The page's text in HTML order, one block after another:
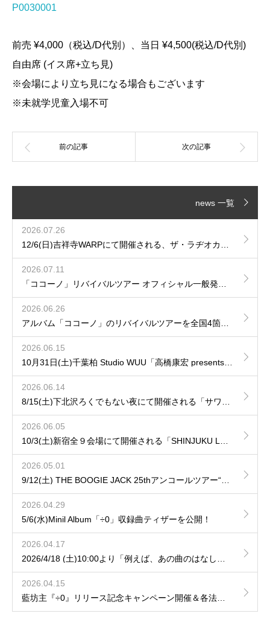
P0030001
前売 ¥4,000（税込/D代別）、当日 ¥4,500(税込/D代別)
自由席 (イス席+立ち見)
※会場により立ち見になる場合もございます
※未就学児童入場不可
news 一覧
2026.07.26
2026.07.11
2026.06.26
2026.06.15
2026.06.14
2026.06.05
2026.05.01
2026.04.29
5/6(水)Minil Album「÷0」収録曲ティザーを公開！
2026.04.17
2026.04.15